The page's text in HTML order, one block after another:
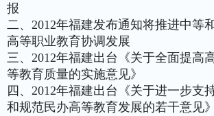
报
二、2012年福建发布通知将推进中等
高等职业教育协调发展
三、2012年福建出台《关于全面提高
等教育质量的实施意见》
四、2012年福建出台《关于进一步支
和规范民办高等教育发展的若干意见》